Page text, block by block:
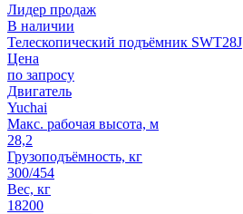
Лидер продаж
В наличии
Телескопический подъёмник SWT28J
Цена
по запросу
Двигатель
Yuchai
Макс. рабочая высота, м
28,2
Грузоподъёмность, кг
300/454
Вес, кг
18200